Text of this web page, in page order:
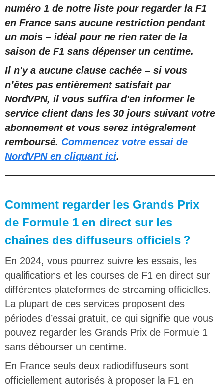
numéro 1 de notre liste pour regarder la F1
en France sans aucune restriction pendant
un mois – idéal pour ne rien rater de la
saison de F1 sans dépenser un centime.
Il n'y a aucune clause cachée – si vous
n’êtes pas entièrement satisfait par
NordVPN, il vous suffira d'en informer le
service client dans les 30 jours suivant votre
abonnement et vous serez intégralement
remboursé. Commencez votre essai de
NordVPN en cliquant ici.
Comment regarder les Grands Prix
de Formule 1 en direct sur les
chaînes des diffuseurs officiels ?
En 2024, vous pourrez suivre les essais, les
qualifications et les courses de F1 en direct sur
différentes plateformes de streaming officielles.
La plupart de ces services proposent des
périodes d’essai gratuit, ce qui signifie que vous
pouvez regarder les Grands Prix de Formule 1
sans débourser un centime.
En France seuls deux radiodiffuseurs sont
officiellement autorisés à proposer la F1 en